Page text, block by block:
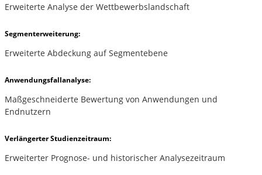
Erweiterte Analyse der Wettbewerbslandschaft
Segmenterweiterung:
Erweiterte Abdeckung auf Segmentebene
Anwendungsfallanalyse:
Maßgeschneiderte Bewertung von Anwendungen und
Endnutzern
Verlängerter Studienzeitraum:
Erweiterter Prognose- und historischer Analysezeitraum